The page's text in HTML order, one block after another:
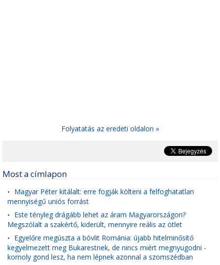
Folyatatás az eredeti oldalon »
Most a címlapon
• Magyar Péter kitálalt: erre fogják költeni a felfoghatatlan
mennyiségű uniós forrást
• Este tényleg drágább lehet az áram Magyarországon?
Megszólalt a szakértő, kiderült, mennyire reális az ötlet
• Egyelőre megúszta a bóvlit Románia: újabb hitelminősítő
kegyelmezett meg Bukarestnek, de nincs miért megnyugodni -
komoly gond lesz, ha nem lépnek azonnal a szomszédban